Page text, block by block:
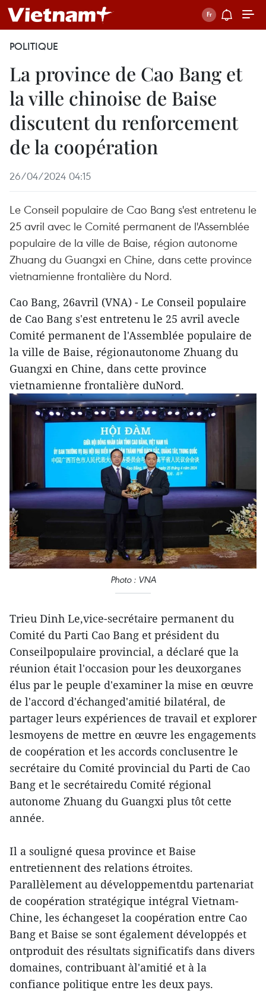
POLITIQUE
La province de Cao Bang et
la ville chinoise de Baise
discutent du renforcement
de la coopération
26/04/2024 04:15
Le Conseil populaire de Cao Bang s'est entretenu le
25 avril avec le Comité permanent de l'Assemblée
populaire de la ville de Baise, région autonome
Zhuang du Guangxi en Chine, dans cette province
vietnamienne frontalière du Nord.
Cao Bang, 26avril (VNA) - Le Conseil populaire
de Cao Bang s'est entretenu le 25 avril avecle
Comité permanent de l'Assemblée populaire de
la ville de Baise, régionautonome Zhuang du
Guangxi en Chine, dans cette province
vietnamienne frontalière duNord.
Photo : VNA
Trieu Dinh Le,vice-secrétaire permanent du
Comité du Parti Cao Bang et président du
Conseilpopulaire provincial, a déclaré que la
réunion était l'occasion pour les deuxorganes
élus par le peuple d'examiner la mise en œuvre
de l'accord d'échanged'amitié bilatéral, de
partager leurs expériences de travail et explorer
lesmoyens de mettre en œuvre les engagements
de coopération et les accords conclusentre le
secrétaire du Comité provincial du Parti de Cao
Bang et le secrétairedu Comité régional
autonome Zhuang du Guangxi plus tôt cette
année.
Il a souligné quesa province et Baise
entretiennent des relations étroites.
Parallèlement au développementdu partenariat
de coopération stratégique intégral Vietnam-
Chine, les échangeset la coopération entre Cao
Bang et Baise se sont également développés et
ontproduit des résultats significatifs dans divers
domaines, contribuant àl'amitié et à la
confiance politique entre les deux pays.